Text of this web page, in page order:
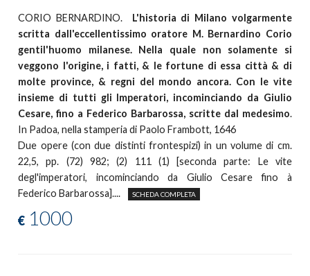
CORIO BERNARDINO.
L'historia di Milano volgarmente
scritta dall'eccellentissimo oratore M. Bernardino Corio
gentil'huomo milanese. Nella quale non solamente si
veggono l'origine, i fatti, & le fortune di essa città & di
molte province, & regni del mondo ancora. Con le vite
insieme di tutti gli Imperatori, incominciando da Giulio
Cesare, fino a Federico Barbarossa, scritte dal medesimo.
In Padoa, nella stamperia di Paolo Frambott, 1646
Due opere (con due distinti frontespizi) in un volume di cm.
22,5, pp. (72) 982; (2) 111 (1) [seconda parte: Le vite
degl'imperatori, incominciando da Giulio Cesare fino à
Federico Barbarossa]....
SCHEDA COMPLETA
€ 1000